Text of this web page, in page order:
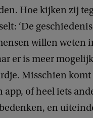
Hoe kijken zij
‘De
willen weten
er is meer
Misschien komt
app, of heel iets
en